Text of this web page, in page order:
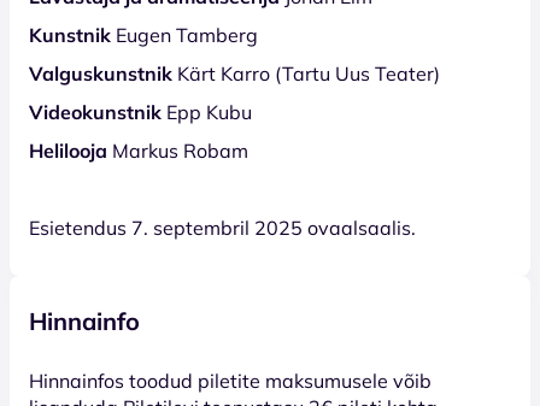
Kunstnik Eugen Tamberg
Valguskunstnik Kärt Karro (Tartu Uus Teater)
Videokunstnik Epp Kubu
Helilooja Markus Robam
Esietendus 7. septembril 2025 ovaalsaalis.
Hinnainfo
Hinnainfos toodud piletite maksumusele võib